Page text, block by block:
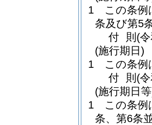
1
この条例
条及び第5
付 則 (
(施行期日)
1
この条例
付 則 (
(施行期日
1
この条例
条、第6条